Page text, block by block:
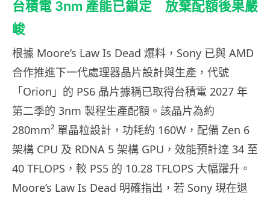
台積電 3nm 產能已鎖定 放棄配額後果嚴
峻
根據 Moore’s Law Is Dead 爆料，Sony 已與 AMD
合作推進下一代處理器晶片設計與生產，代號
「Orion」的 PS6 晶片據稱已取得台積電 2027 年
第二季的 3nm 製程生產配額。該晶片為約
280mm² 單晶粒設計，功耗約 160W，配備 Zen 6
架構 CPU 及 RDNA 5 架構 GPU，效能預計達 34 至
40 TFLOPS，較 PS5 的 10.28 TFLOPS 大幅躍升。
Moore’s Law Is Dead 明確指出，若 Sony 現在退